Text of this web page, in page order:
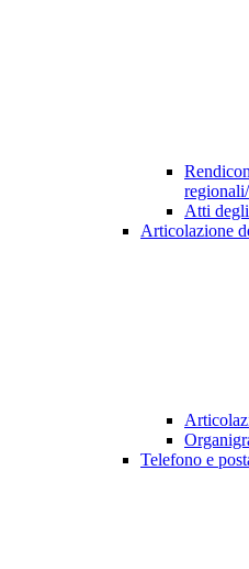
Atti
Articolazione
Telefono e